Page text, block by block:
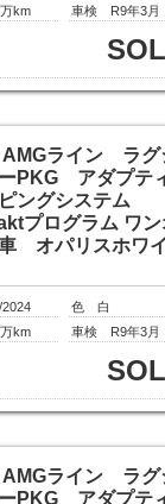
km
車検 R9年3月
AMGライン ラグ
PKG アダプテ
ングシステム
プログラム ワン
オパリスホワ
km
色 白
車検 R9年3月
AMGライン ラグ
PKG アダプテ